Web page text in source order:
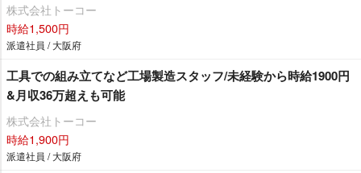
株式会社トーコー
時給1,500円
派遣社員 / 大阪府
工具での組み立てなど工場製造スタッフ/未経験から時給1900円
&月収36万超えも可能
株式会社トーコー
時給1,900円
派遣社員 / 大阪府